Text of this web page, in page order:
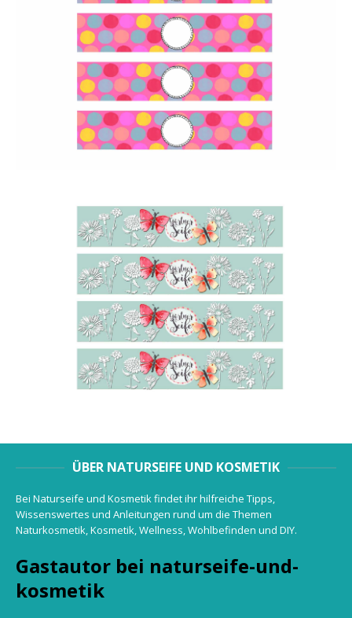
ÜBER NATURSEIFE UND KOSMETIK
Bei Naturseife und Kosmetik findet ihr hilfreiche Tipps,
Wissenswertes und Anleitungen rund um die Themen
Naturkosmetik, Kosmetik, Wellness, Wohlbefinden und DIY.
Gastautor bei naturseife-und-
kosmetik